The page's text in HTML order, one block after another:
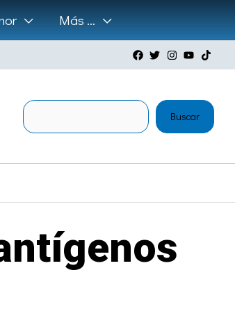
Más …
Buscar